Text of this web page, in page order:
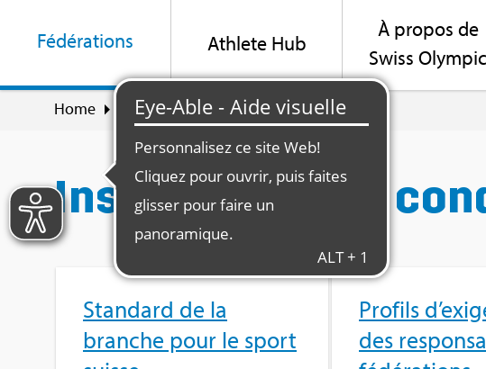
Fédé­ra­tions Ath­lete Hub
À pro­pos de
Swiss Olym­pic
Home Fédé­ra­tions Ins­tru­ments de conduite
Ins­tru­ments de
Stan­dard de la
branche pour le sport
Pro­fils
des